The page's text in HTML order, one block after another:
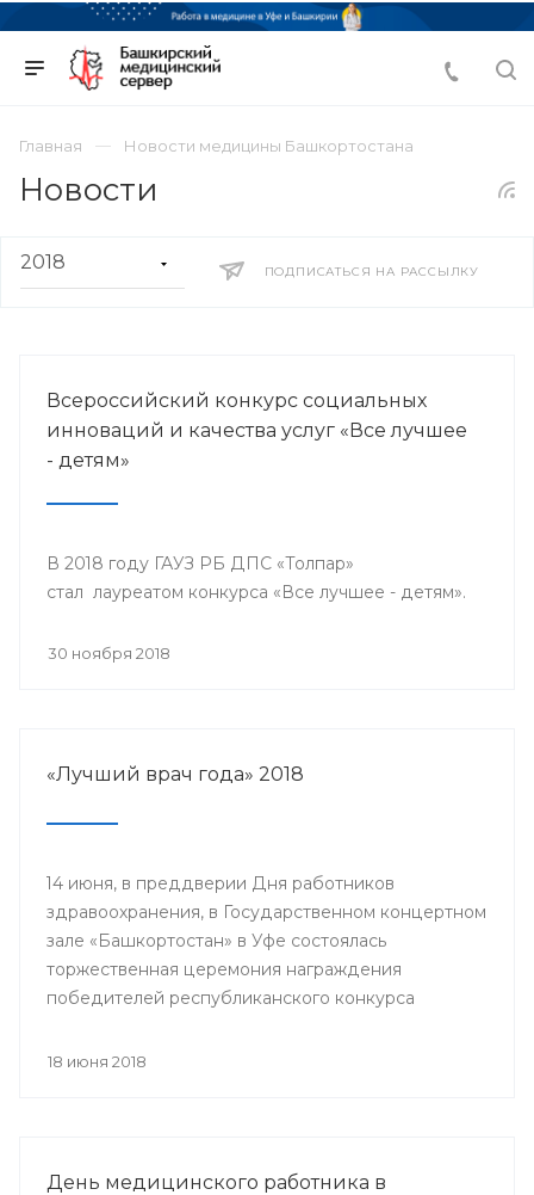
Главная Новости медицины Башкортостана
Новости
ПОДПИСАТЬСЯ НА РАССЫЛКУ
Всероссийский конкурс социальных
инноваций и качества услуг «Все лучшее
- детям»
В 2018 году ГАУЗ РБ ДПС «Толпар»
стал лауреатом конкурса «Все лучшее - детям».
30 ноября 2018
«Лучший врач года» 2018
14 июня, в преддверии Дня работников
здравоохранения, в Государственном концертном
зале «Башкортостан» в Уфе состоялась
торжественная церемония награждения
победителей республиканского конкурса
мероприятие, посвященное Дню медицинского
18 июня 2018
День медицинского работника в